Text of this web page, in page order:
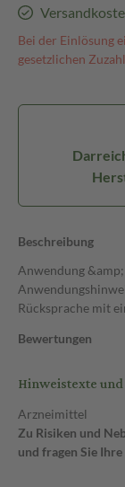
Bei der Einlösung
gesetzlichen
Beschreibung
Anwendung
Rücksprache mit
Bewertungen
Hinweistexte
Arzneimittel
Zu Risiken und
und fragen Sie